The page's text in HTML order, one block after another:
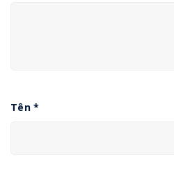
Tên *